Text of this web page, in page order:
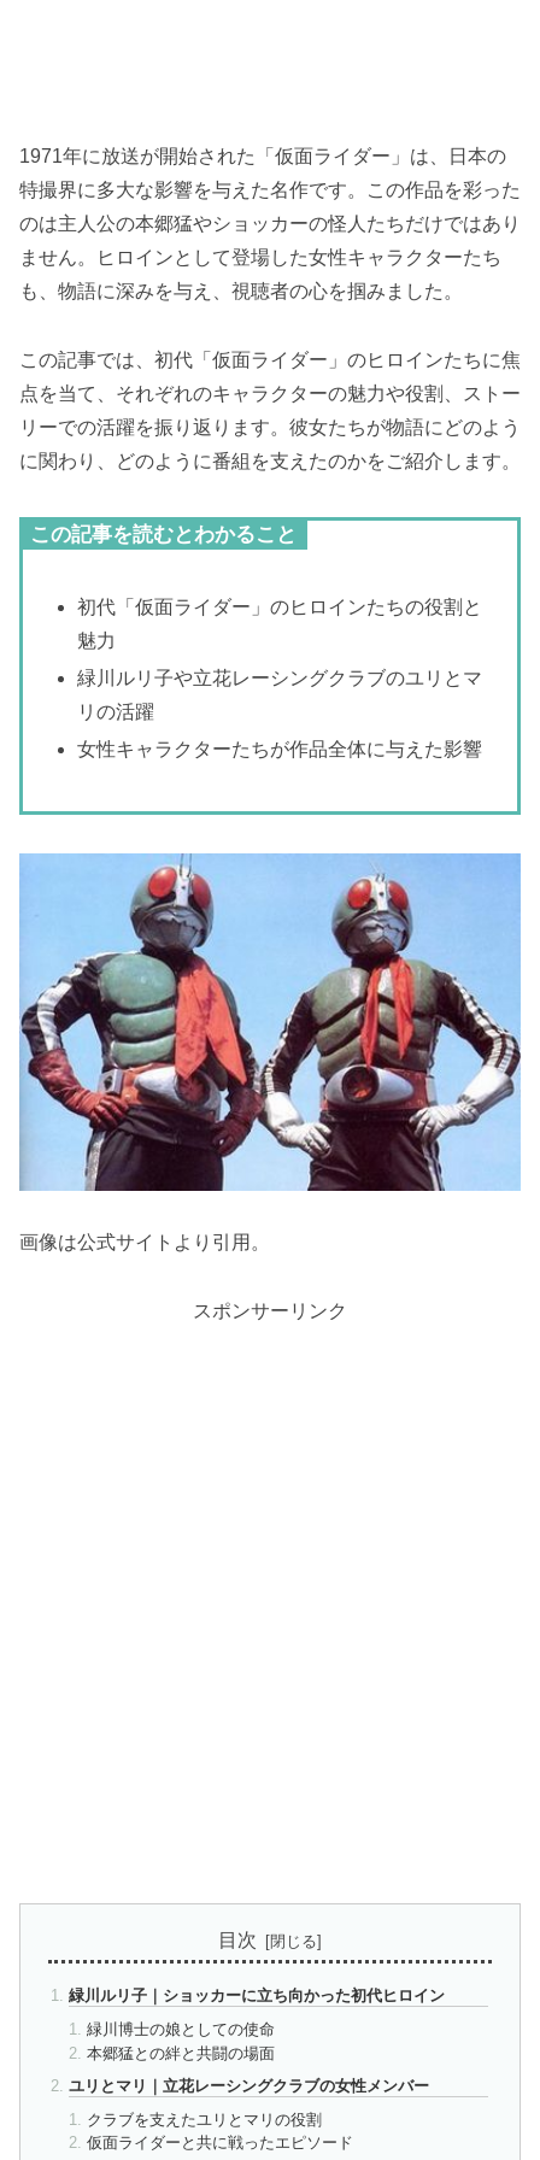
1971年に放送が開始された「仮面ライダー」は、日本の
特撮界に多大な影響を与えた名作です。この作品を彩った
のは主人公の本郷猛やショッカーの怪人たちだけではあり
ません。ヒロインとして登場した女性キャラクターたち
も、物語に深みを与え、視聴者の心を掴みました。
この記事では、初代「仮面ライダー」のヒロインたちに焦
点を当て、それぞれのキャラクターの魅力や役割、ストー
リーでの活躍を振り返ります。彼女たちが物語にどのよう
に関わり、どのように番組を支えたのかをご紹介します。
この記事を読むとわかること
初代「仮面ライダー」のヒロインたちの役割と
魅力
緑川ルリ子や立花レーシングクラブのユリとマ
リの活躍
女性キャラクターたちが作品全体に与えた影響
画像は公式サイトより引用。
スポンサーリンク
目次
緑川ルリ子｜ショッカーに立ち向かった初代ヒロイン
緑川博士の娘としての使命
本郷猛との絆と共闘の場面
ユリとマリ｜立花レーシングクラブの女性メンバー
クラブを支えたユリとマリの役割
仮面ライダーと共に戦ったエピソード